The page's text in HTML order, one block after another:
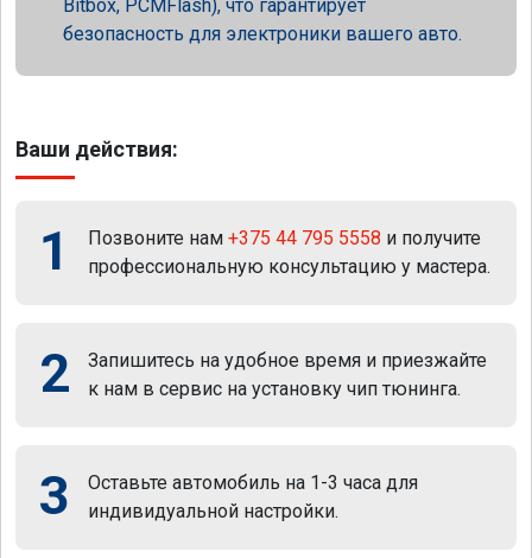
Bitbox, PCMFlash), что гарантирует
безопасность для электроники вашего авто.
Ваши действия:
1 Позвоните нам +375 44 795 5558 и получите
профессиональную консультацию у мастера.
2
Запишитесь на удобное время и приезжайте
к нам в сервис на установку чип тюнинга.
3
Оставьте автомобиль на 1-3 часа для
индивидуальной настройки.